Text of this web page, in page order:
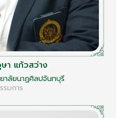
า แก้วสว่าง
าลัยนาฏศิลปจันทบุรี
รมการ